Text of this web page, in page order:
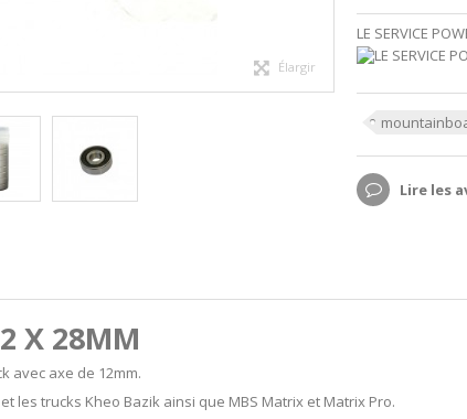
Élargir
LE SERVICE
Lire les
X 28MM
avec axe de 12mm.
les trucks Kheo Bazik ainsi que MBS Matrix et Matrix Pro.